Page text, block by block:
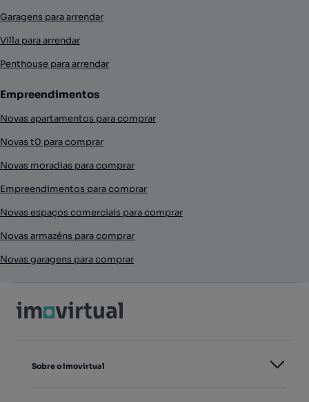
Garagens para arrendar
Villa para arrendar
Penthouse para arrendar
Empreendimentos
Novas apartamentos para comprar
Novas t0 para comprar
Novas moradias para comprar
Empreendimentos para comprar
Novas espaços comerciais para comprar
Novas armazéns para comprar
Novas garagens para comprar
Sobre o Imovirtual